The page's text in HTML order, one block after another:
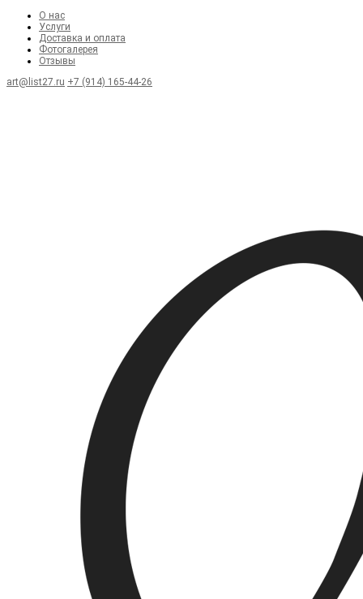
О нас
Услуги
Доставка и оплата
Фотогалерея
Отзывы
art@list27.ru +7 (914) 165-44-26